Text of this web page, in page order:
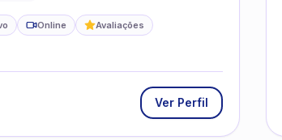
Online Avaliações
Ver Perfil